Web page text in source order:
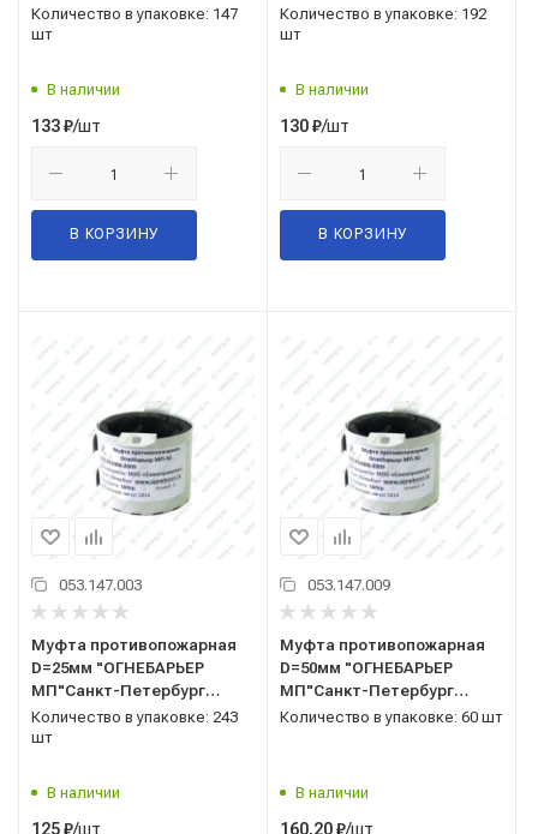
(канализац)
Количество в упаковке: 147
шт
В наличии
133₽/шт
В КОРЗИНУ
(канализац)
Количество в упаковке: 192
шт
В наличии
130₽/шт
В КОРЗИНУ
053.147.003
Муфта противопожарная
D=25мм "ОГНЕБАРЬЕР
МП"Санкт-Петербург
(канализац)
Количество в упаковке: 243
шт
В наличии
125₽/шт
053.147.009
Муфта противопожарная
D=50мм "ОГНЕБАРЬЕР
МП"Санкт-Петербург
(канализац)
Количество в упаковке: 60 шт
В наличии
160,20₽/шт